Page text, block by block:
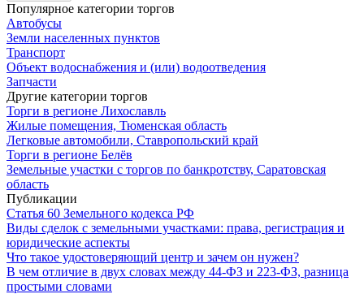
Популярное категории торгов
Автобусы
Земли населенных пунктов
Транспорт
Объект водоснабжения и (или) водоотведения
Запчасти
Другие категории торгов
Торги в регионе Лихославль
Жилые помещения, Тюменская область
Легковые автомобили, Ставропольский край
Торги в регионе Белёв
Земельные участки с торгов по банкротству, Саратовская
область
Публикации
Статья 60 Земельного кодекса РФ
Виды сделок с земельными участками: права, регистрация и
юридические аспекты
Что такое удостоверяющий центр и зачем он нужен?
В чем отличие в двух словах между 44-ФЗ и 223-ФЗ, разница
простыми словами